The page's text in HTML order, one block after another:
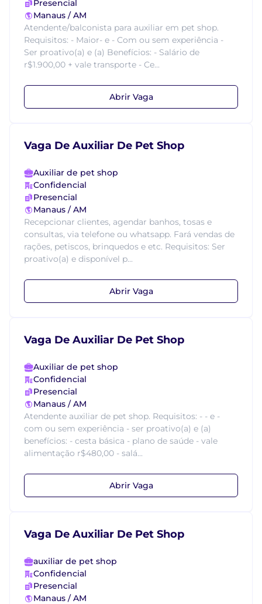
Presencial
Manaus / AM
Atendente/balconista para auxiliar em pet shop.
Requisitos: - Maior- e - Com ou sem experiência -
Ser proativo(a) e (a) Benefícios: - Salário de
r$1.900,00 + vale transporte - Ce...
Abrir Vaga
Vaga De Auxiliar De Pet Shop
Auxiliar de pet shop
Confidencial
Presencial
Manaus / AM
Recepcionar clientes, agendar banhos, tosas e
consultas, via telefone ou whatsapp. Fará vendas de
rações, petiscos, brinquedos e etc. Requisitos: Ser
proativo(a) e disponível p...
Abrir Vaga
Vaga De Auxiliar De Pet Shop
Auxiliar de pet shop
Confidencial
Presencial
Manaus / AM
Atendente auxiliar de pet shop. Requisitos: - - e -
com ou sem experiência - ser proativo(a) e (a)
benefícios: - cesta básica - plano de saúde - vale
alimentação r$480,00 - salá...
Abrir Vaga
Vaga De Auxiliar De Pet Shop
auxiliar de pet shop
Confidencial
Presencial
Manaus / AM